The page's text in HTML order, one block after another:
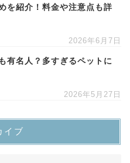
を紹介！料金や注意点も詳
2026年6月7日
有名人？多すぎるペットに
2026年5月27日
イブ